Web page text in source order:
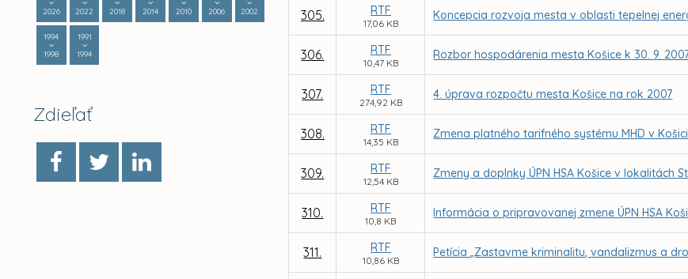
2026
2022
2018
2014
2010
2006
2002
1994
1998
1991
1994
Zdieľať
305. RTF
17,06 KB
Koncepcia rozvoja mesta v oblasti tepelnej
306. RTF
10,47 KB
Rozbor hospodárenia mesta Košice k 30. 9.
307. RTF
274,92 KB
4. úprava rozpočtu mesta Košice na rok 2007
308. RTF
14,35 KB
Zmena platného tarifného systému MHD v
309. RTF
12,54 KB
Zmeny a doplnky ÚPN HSA Košice v lokalitách
310. RTF
10,8 KB
Informácia o pripravovanej zmene ÚPN HSA
311. RTF
10,86 KB
Petícia „Zastavme kriminalitu, vandalizmus a